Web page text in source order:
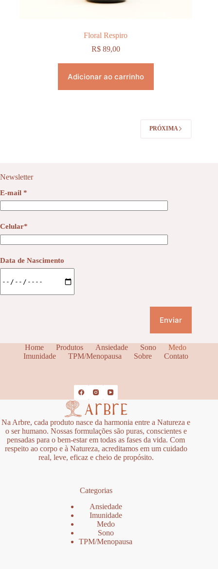
Floral Respiro
R$89,00
Adicionar ao carrinho
PRÓXIMA
Newsletter
E-mail *
Celular*
Data de Nascimento
Home Produtos Ansiedade Sono
Medo
Imunidade
TPM/Menopausa Sobre Contato
Na Arbre, cada produto nasce da harmonia entre a Natureza e
o ser humano. Nossas formulações são puras, conscientes e
pensadas para o bem-estar em todas as fases da vida. Com
respeito ao corpo e à Natureza, acreditamos em um cuidado
real, leve, eficaz e cheio de propósito.
Categorias
Ansiedade
Imunidade
Medo
Sono
TPM/Menopausa